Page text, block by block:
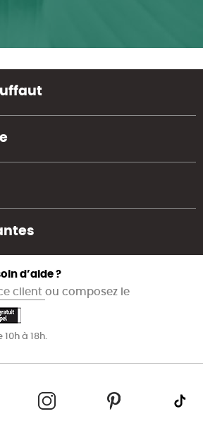
d’aide ?
client ou composez le
à 18h.